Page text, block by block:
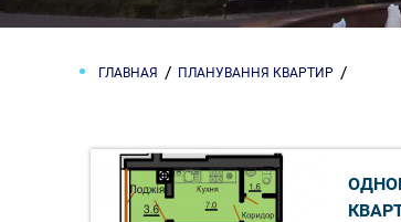
ГЛАВНАЯ ПЛАНУВАННЯ КВАРТИР